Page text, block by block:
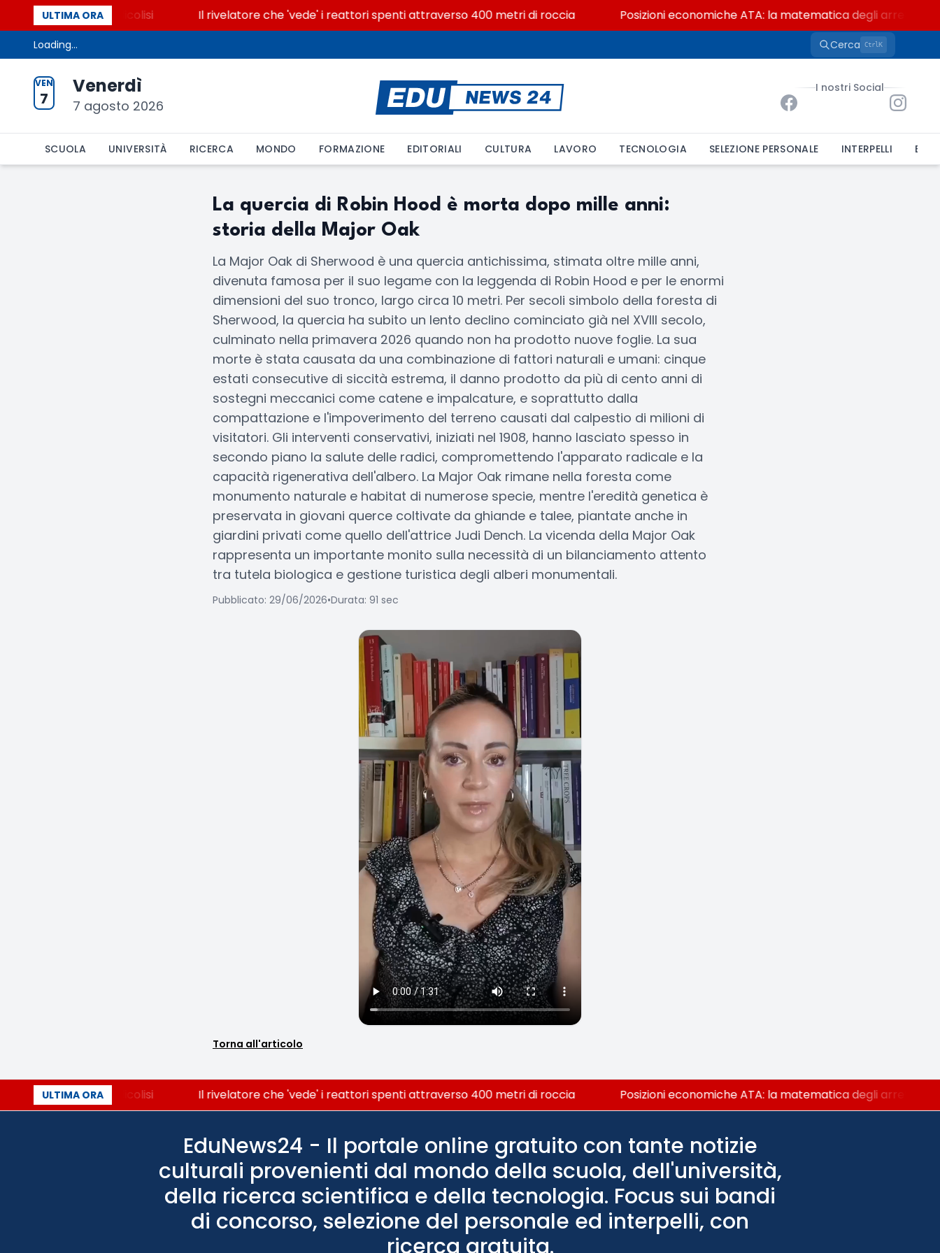
ULTIMA ORA
che accende la glicolisi Il rivelatore che 'vede' i reattori spenti attraverso 400 metri di roccia Posizioni economiche ATA: la matematica degli arretrati
Loading... Cerca CtrlK
VEN
7
Venerdì
7 agosto 2026
I nostri Social
SCUOLA UNIVERSITÀ RICERCA MONDO FORMAZIONE EDITORIALI CULTURA LAVORO TECNOLOGIA SELEZIONE PERSONALE INTERPELLI
La quercia di Robin Hood è morta dopo mille anni:
storia della Major Oak
La Major Oak di Sherwood è una quercia antichissima, stimata oltre mille anni,
divenuta famosa per il suo legame con la leggenda di Robin Hood e per le enormi
dimensioni del suo tronco, largo circa 10 metri. Per secoli simbolo della foresta di
Sherwood, la quercia ha subito un lento declino cominciato già nel XVIII secolo,
culminato nella primavera 2026 quando non ha prodotto nuove foglie. La sua
morte è stata causata da una combinazione di fattori naturali e umani: cinque
estati consecutive di siccità estrema, il danno prodotto da più di cento anni di
sostegni meccanici come catene e impalcature, e soprattutto dalla
compattazione e l'impoverimento del terreno causati dal calpestio di milioni di
visitatori. Gli interventi conservativi, iniziati nel 1908, hanno lasciato spesso in
secondo piano la salute delle radici, compromettendo l'apparato radicale e la
capacità rigenerativa dell'albero. La Major Oak rimane nella foresta come
monumento naturale e habitat di numerose specie, mentre l'eredità genetica è
preservata in giovani querce coltivate da ghiande e talee, piantate anche in
giardini privati come quello dell'attrice Judi Dench. La vicenda della Major Oak
rappresenta un importante monito sulla necessità di un bilanciamento attento
tra tutela biologica e gestione turistica degli alberi monumentali.
Pubblicato: 29/06/2026•Durata: 91 sec
Torna all'articolo
ULTIMA ORA
che accende la glicolisi Il rivelatore che 'vede' i reattori spenti attraverso 400 metri di roccia Posizioni economiche ATA: la matematica degli arretrati
EduNews24 - Il portale online gratuito con tante notizie
culturali provenienti dal mondo della scuola, dell'università,
della ricerca scientifica e della tecnologia. Focus sui bandi
di concorso, selezione del personale ed interpelli, con
ricerca gratuita.